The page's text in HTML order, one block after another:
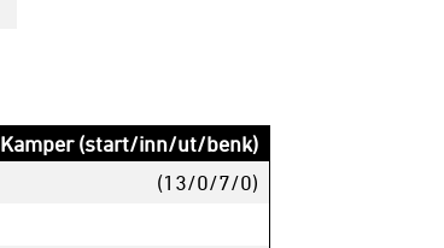
Kamper (start/inn/ut/benk)
(13/0/7/0)